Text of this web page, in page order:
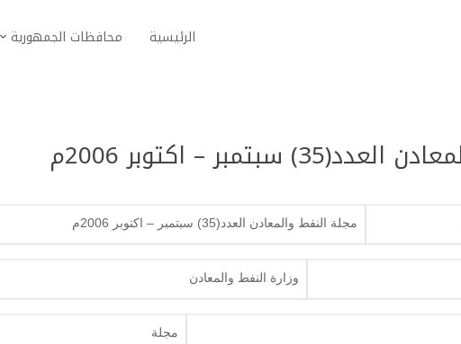
الرئيسية محافظات الجمهورية
سبتمبر – اكتوبر 2006م
مجلة النفط والمعادن العدد(35) سبتمبر – اكتوبر 2006م
وزارة النفط والمعادن
مجلة